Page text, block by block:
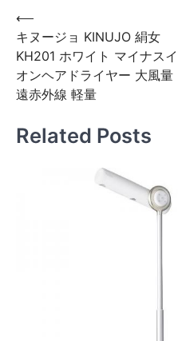
投
稿
ナ
ビ
ー
⟵
キヌージョ KINUJO 絹女
KH201 ホワイト マイナスイ
オンヘアドライヤー 大風量
遠赤外線 軽量
Related Posts